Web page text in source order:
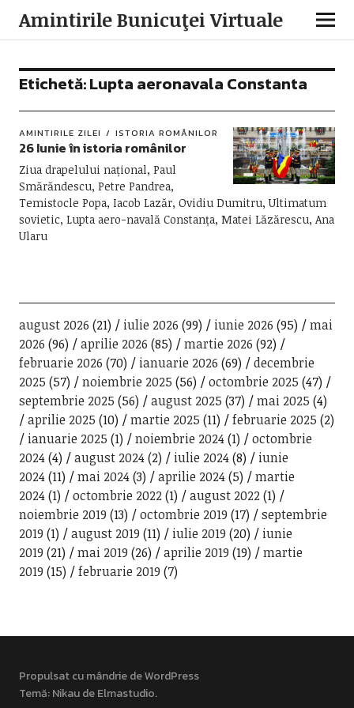
Amintirile Bunicuţei Virtuale
Etichetă:Lupta aeronavala Constanta
AMINTIRILE ZILEI ISTORIA ROMÂNILOR
26 Iunie în istoria românilor
Ziua drapelului național, Paul
Smărăndescu, Petre Pandrea,
Temistocle Popa, Iacob Lazăr, Ovidiu Dumitru, Ultimatum
sovietic, Lupta aero-navală Constanța, Matei Lăzărescu, Ana
Ularu
august 2026 (21) iulie 2026 (99) iunie 2026 (95)
mai
2026 (96) aprilie 2026 (85) martie 2026 (92)
februarie 2026 (70) ianuarie 2026 (69)
decembrie
2025 (57) noiembrie 2025 (56) octombrie 2025 (47)
septembrie 2025 (56) august 2025 (37) mai 2025 (4)
aprilie 2025 (10) martie 2025 (11) februarie 2025 (2)
ianuarie 2025 (1) noiembrie 2024(1)
octombrie
2024(4) august 2024(2) iulie 2024(8)
iunie
2024(11) mai 2024(3) aprilie 2024(5)
martie
2024(1) octombrie 2022(1) august 2022(1)
noiembrie 2019 (13) octombrie 2019 (17)
septembrie
2019 (1) august 2019 (11) iulie 2019 (20)
iunie
2019 (21) mai 2019 (26) aprilie 2019 (19)
martie
2019 (15) februarie 2019 (7)
Propulsat cu mândrie de WordPress
Temă: Nikau deElmastudio.